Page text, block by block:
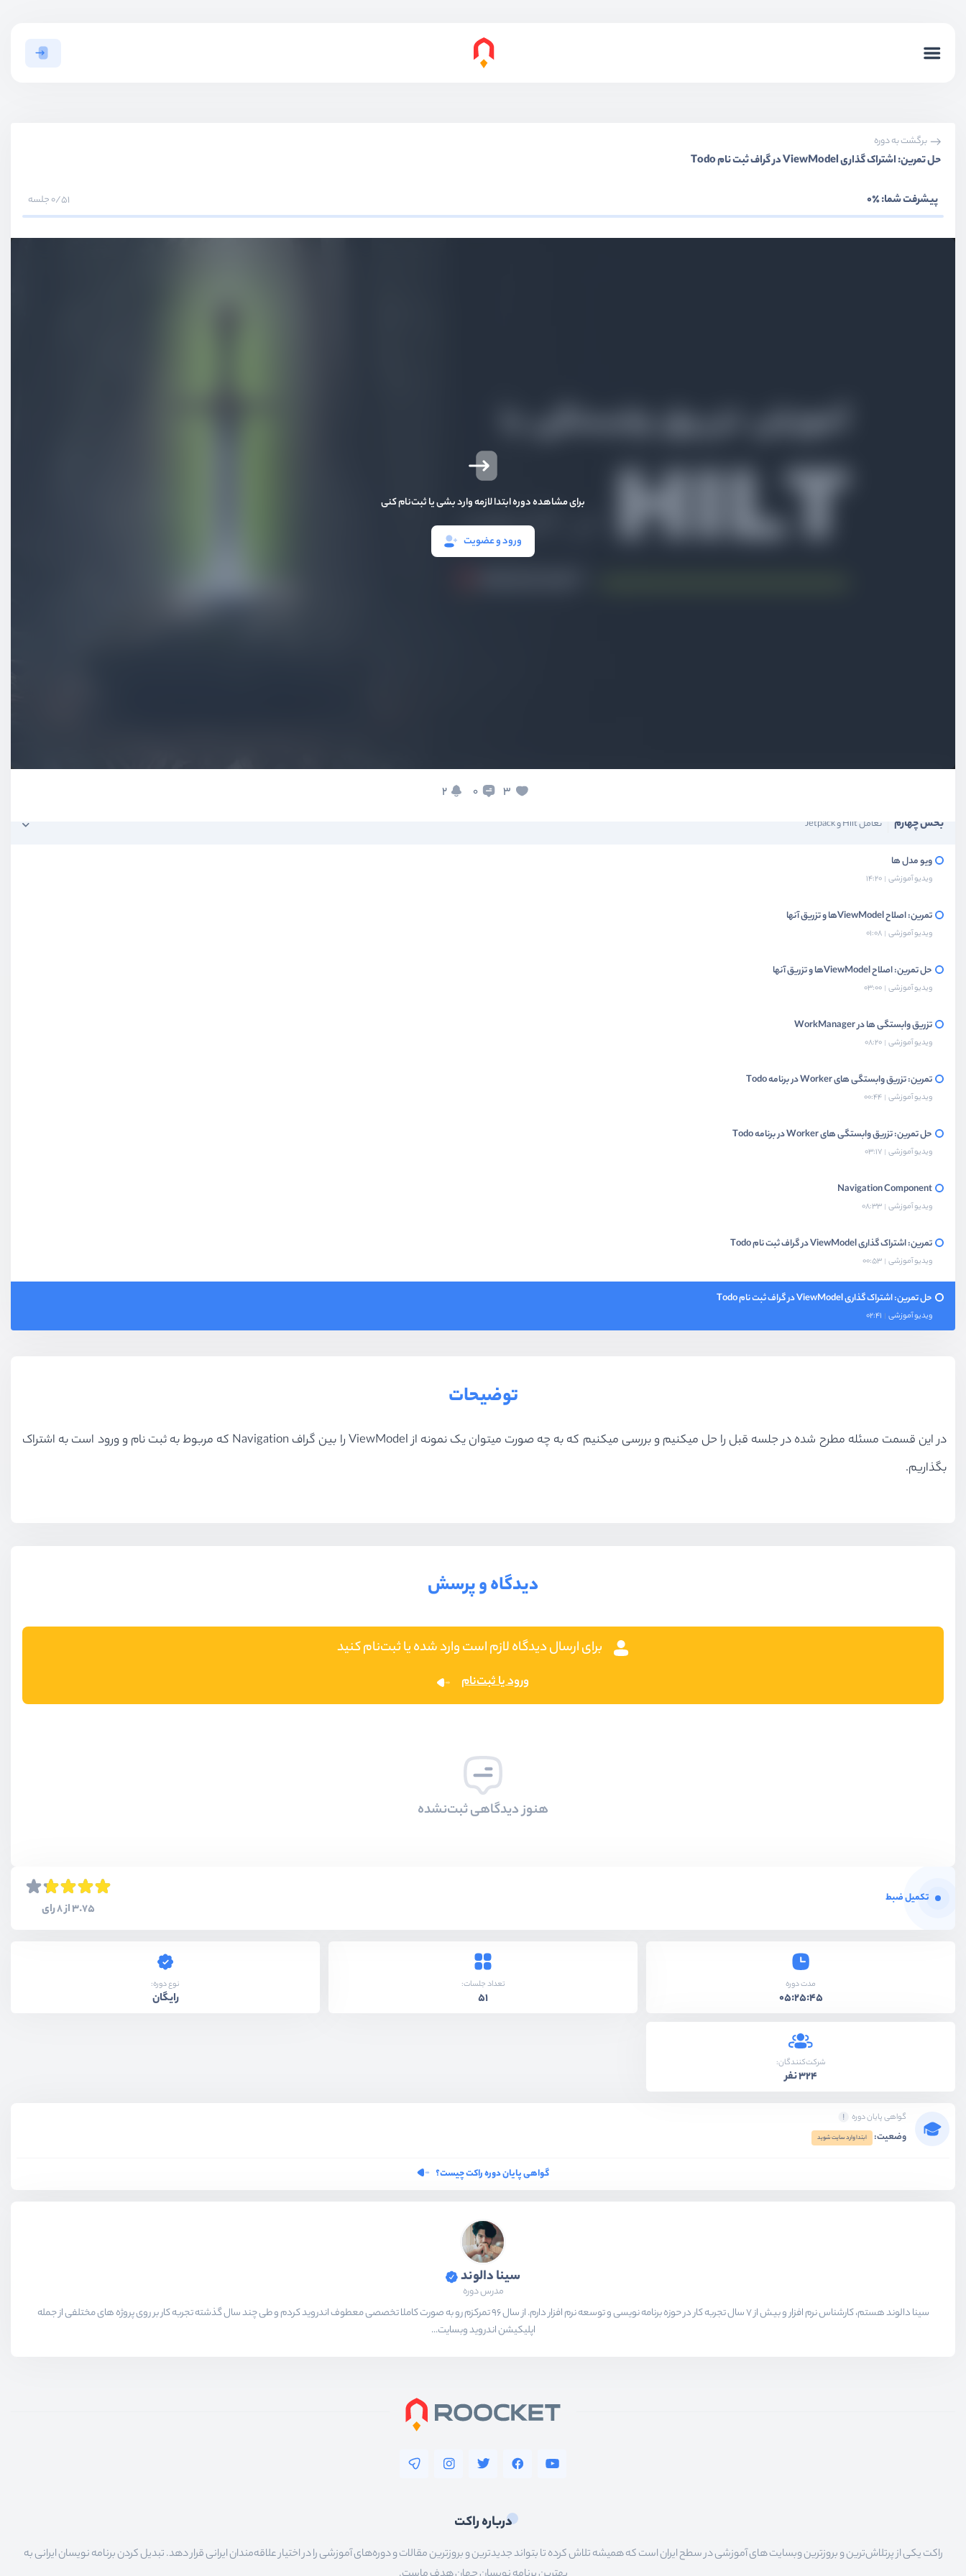
برگشت به دوره
حل تمرین: اشتراک گذاری ViewModel در گراف ثبت نام Todo
پیشرفت شما:٪0 0/51 جلسه
برای مشاهده دوره ابتدا لازمه وارد بشی یا ثبت‌نام کنی
ورود و عضویت
3
0
2
بخش چهارم تعامل Hilt و Jetpack
ویو مدل ها
ویدیو آموزشی 14:20
تمرین: اصلاح ViewModelها و تزریق آنها
ویدیو آموزشی 01:08
حل تمرین: اصلاح ViewModelها و تزریق آنها
ویدیو آموزشی 03:00
تزریق وابستگی ها در WorkManager
ویدیو آموزشی 08:20
تمرین: تزریق وابستگی های Worker در برنامه Todo
ویدیو آموزشی 00:44
حل تمرین: تزریق وابستگی های Worker در برنامه Todo
ویدیو آموزشی 03:17
Navigation Component
ویدیو آموزشی 08:33
تمرین: اشتراک گذاری ViewModel در گراف ثبت نام Todo
ویدیو آموزشی 00:53
حل تمرین: اشتراک گذاری ViewModel در گراف ثبت نام Todo
ویدیو آموزشی 02:41
توضیحات
در این قسمت مسئله مطرح شده در جلسه قبل را حل میکنیم و بررسی میکنیم که به چه صورت میتوان یک نمونه از ViewModel را بین گراف Navigation که مربوط به ثبت نام و ورود است به اشتراک
بگذاریم.
دیدگاه و پرسش
برای ارسال دیدگاه لازم است وارد شده یا ثبت‌نام کنید
ورود یا ثبت‌نام
هنوز دیدگاهی ثبت‌نشده
تکمیل ضبط
3.75 از 8 رای
مدت دوره
05:25:45
تعداد جلسات:
51
نوع دوره:
رایگان
شرکت‌کنندگان:
324 نفر
گواهی پایان دوره
وضعیت: ابتدا وارد سایت شوید
گواهی پایان دوره راکت چیست؟
سینا دالوند
مدرس دوره
سینا دالوند هستم،‌ کارشناس نرم افزار و بیش از 7 سال تجربه کار در حوزه برنامه نویسی و توسعه نرم افزار دارم. از سال 96 تمرکزم رو به صورت کاملا تخصصی معطوف اندروید کردم و طی چند سال گذشته تجربه کار بر روی پروژه های مختلفی از جمله
اپلیکیشن اندروید وبسایت...
درباره راکت
راکت یکی از پرتلاش‌ترین و بروزترین وبسایت های آموزشی در سطح ایران است که همیشه تلاش کرده تا بتواند جدیدترین و بروزترین مقالات و دوره‌های آموزشی را در اختیار علاقه‌مندان ایرانی قرار دهد. تبدیل کردن برنامه نویسان ایرانی به